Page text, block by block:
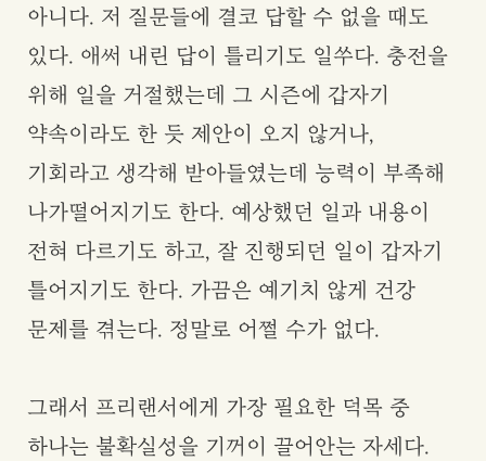
아니다. 저 질문들에 결코 답할 수 없을 때도
있다. 애써 내린 답이 틀리기도 일쑤다. 충전을
위해 일을 거절했는데 그 시즌에 갑자기
약속이라도 한 듯 제안이 오지 않거나,
기회라고 생각해 받아들였는데 능력이 부족해
나가떨어지기도 한다. 예상했던 일과 내용이
전혀 다르기도 하고, 잘 진행되던 일이 갑자기
틀어지기도 한다. 가끔은 예기치 않게 건강
문제를 겪는다. 정말로 어쩔 수가 없다.
그래서 프리랜서에게 가장 필요한 덕목 중
하나는 불확실성을 기꺼이 끌어안는 자세다.